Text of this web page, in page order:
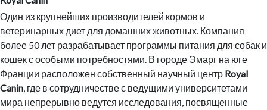
Один из крупнейших производителей кормов и
ветеринарных диет для домашних животных. Компания
более 50 лет разрабатывает программы питания для собак и
кошек с особыми потребностями. В городе Эмарг на юге
Франции расположен собственный научный центр Royal
Canin, где в сотрудничестве с ведущими университетами
мира непрерывно ведутся исследования, посвященные